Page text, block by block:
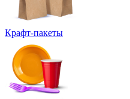
Крафт-пакеты